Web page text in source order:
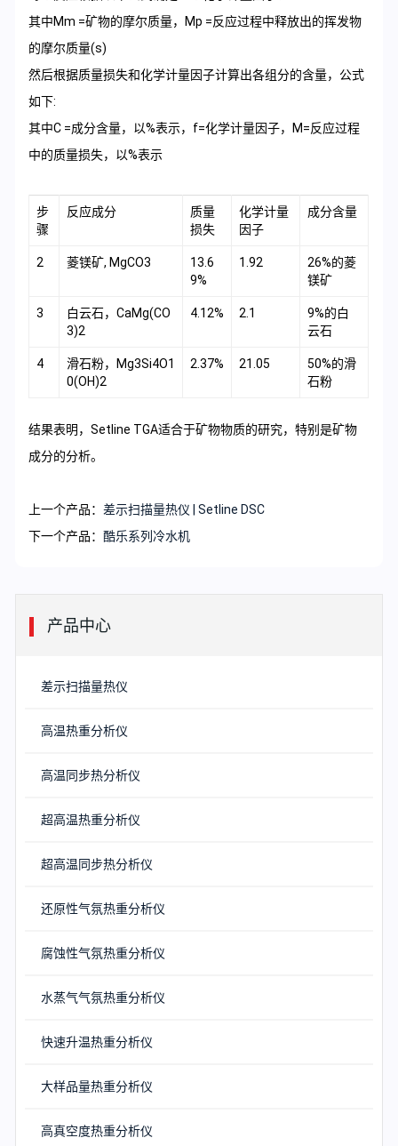
其中Mm =矿物的摩尔质量，Mp =反应过程中释放出的挥发物
的摩尔质量(s)
然后根据质量损失和化学计量因子计算出各组分的含量，公式
如下:
其中C =成分含量，以%表示，f=化学计量因子，M=反应过程
中的质量损失，以%表示
步
骤
反应成分
质量
损失
化学计量
因子
成分含量
2 菱镁矿, MgCO3
13.6
9%
1.92
26%的菱
镁矿
3
白云石，CaMg(CO
3)2
4.12% 2.1
9%的白
云石
4
滑石粉，Mg3Si4O1
0(OH)2
2.37% 21.05
50%的滑
石粉
结果表明，Setline TGA适合于矿物物质的研究，特别是矿物
成分的分析。
上一个产品：差示扫描量热仪 | Setline DSC
下一个产品：酷乐系列冷水机
产品中心
差示扫描量热仪
高温热重分析仪
高温同步热分析仪
超高温热重分析仪
超高温同步热分析仪
还原性气氛热重分析仪
腐蚀性气氛热重分析仪
水蒸气气氛热重分析仪
快速升温热重分析仪
大样品量热重分析仪
高真空度热重分析仪